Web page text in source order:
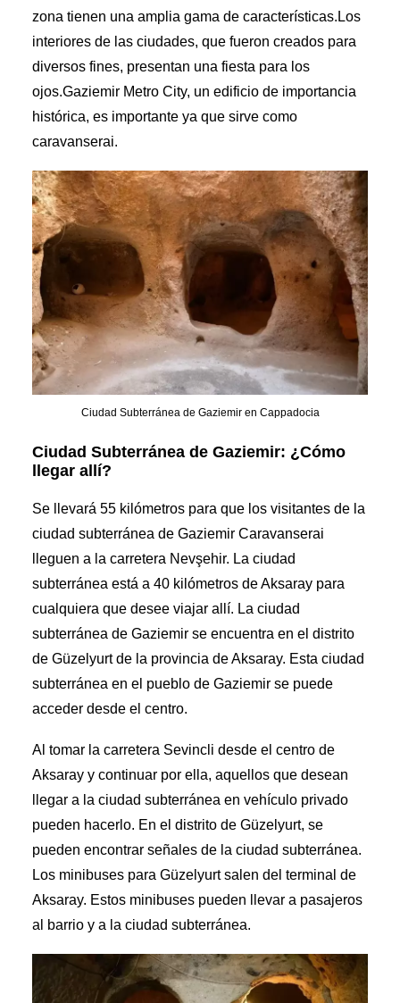
zona tienen una amplia gama de características.Los
interiores de las ciudades, que fueron creados para
diversos fines, presentan una fiesta para los
ojos.Gaziemir Metro City, un edificio de importancia
histórica, es importante ya que sirve como
caravanserai.
Ciudad Subterránea de Gaziemir en Cappadocia
Ciudad Subterránea de Gaziemir: ¿Cómo
llegar allí?
Se llevará 55 kilómetros para que los visitantes de la
ciudad subterránea de Gaziemir Caravanserai
lleguen a la carretera Nevşehir. La ciudad
subterránea está a 40 kilómetros de Aksaray para
cualquiera que desee viajar allí. La ciudad
subterránea de Gaziemir se encuentra en el distrito
de Güzelyurt de la provincia de Aksaray. Esta ciudad
subterránea en el pueblo de Gaziemir se puede
acceder desde el centro.
Al tomar la carretera Sevincli desde el centro de
Aksaray y continuar por ella, aquellos que desean
llegar a la ciudad subterránea en vehículo privado
pueden hacerlo. En el distrito de Güzelyurt, se
pueden encontrar señales de la ciudad subterránea.
Los minibuses para Güzelyurt salen del terminal de
Aksaray. Estos minibuses pueden llevar a pasajeros
al barrio y a la ciudad subterránea.